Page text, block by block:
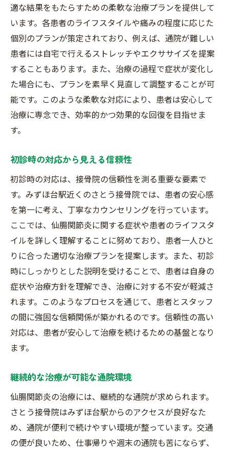
適な結果をもたらすための柔軟な治療プランを提供して
います。各患者のライフスタイルや痛みの程度に応じた
個別のプランが策定されており、例えば、通院が難しい
患者には自宅で行えるストレッチやエクササイズを提案
することもあります。また、治療の過程で症状が変化し
た場合にも、プランを素早く見直して調整することが可
能です。このような柔軟な対応により、患者は安心して
治療に専念でき、効率的かつ効果的な回復を目指せま
す。
初診時の対応から見える信頼性
初診時の対応は、接骨院の信頼性を測る重要な要素で
す。みずほ台駅近くのさとう接骨院では、患者の安心感
を第一に考え、丁寧なカウンセリングを行っています。
ここでは、仙腸関節炎に関する症状や患者のライフスタ
イルを詳しく理解することに努めており、患者一人ひと
りに合った適切な治療プランを提案します。また、初診
時にしっかりとした説明を受けることで、患者は自身の
症状や治療方針を理解でき、治療に対する不安が軽減さ
れます。このようなプロセスを通じて、患者とスタッフ
の間に強固な信頼関係が築かれるのです。信頼性の高い
対応は、患者が安心して治療を続けるための基盤となり
ます。
継続的な治療が可能な通院環境
仙腸関節炎の治療には、継続的な通院が求められます。
さとう接骨院はみずほ台駅からのアクセスが良好なた
め、通院が便利で続けやすい環境が整っています。交通
の便が良いため、仕事帰りや週末の通院も苦にならず、